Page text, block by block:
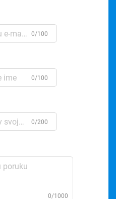
0/100
0/100
0/200
0/1000